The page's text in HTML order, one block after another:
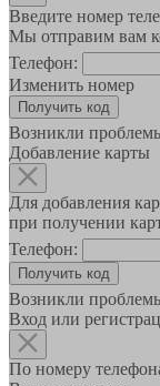
Введите номер
Мы отправим вам
Телефон:
Изменить номер
Возникли
Добавление карты
Для добавления
при получении
Телефон:
Возникли
Вход или
По номеру